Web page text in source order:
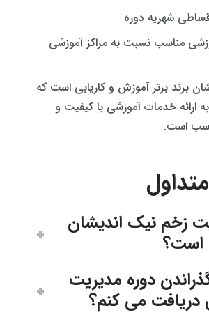
شهریه دوره
مناسب نسبت به مراکز آموزشی
برند برتر آموزش و کاریابی است که
ارائه خدمات آموزشی با کیفیت و
است.
زخم نیک اندیشان
است؟
دوره مدیریت
دریافت می کنم؟